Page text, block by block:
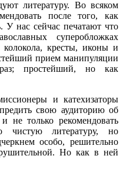
литературу. Во всяком
после того, как
У нас сейчас печатают что
суперобложках
колокола, кресты, иконы и
прием манипуляции
простейший, но как
и катехизаторы
свою аудиторию об
не только рекомендовать
чистую литературу, но
особо, решительно
Но как в ней